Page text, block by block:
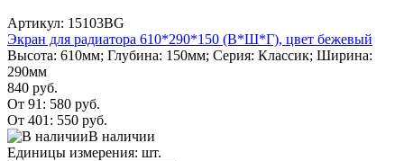
Артикул: 15103BG
Экран для радиатора 610*290*150 (В*Ш*Г), цвет бежевый
Высота: 610мм; Глубина: 150мм; Серия: Классик; Ширина:
290мм
840 руб.
От 91: 580 руб.
От 401: 550 руб.
В наличии
Единицы измерения: шт.